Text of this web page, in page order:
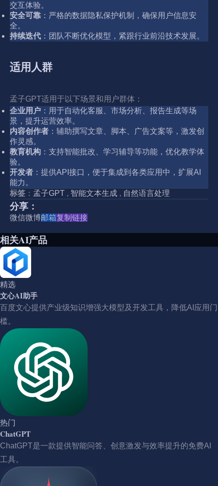
交互体验。
安全可靠 ：严格的数据隐私保护机制，确保用户信息安
全。
持续迭代 ：团队不断优化模型，紧跟行业前沿技术发展。
适用人群
孟子GPT适用于以下场景和用户群体：
企业用户 ：用于自动化客服、市场分析、报告生成等场
景，提升运营效率。
内容创作者 ：辅助撰写文章、脚本、广告文案等，激发创
作灵感。
教育机构 ：支持智能批改、学习辅导等功能，优化教学体
验。
开发者 ：提供API接口，便于集成到各类应用中，扩展AI
能力。
标签 ： 孟子GPT , 智能文本生成 , 自然语言处理
分享：
微信微博邮箱复制链接
相关AI产品
精选
文心AI助手
百度文心提供产业级知识增强大模型及开发工具，降低AI应用门
槛。
热门
ChatGPT
ChatGPT是一款提供智能问答、创意激发与效率提升的免费AI
工具。